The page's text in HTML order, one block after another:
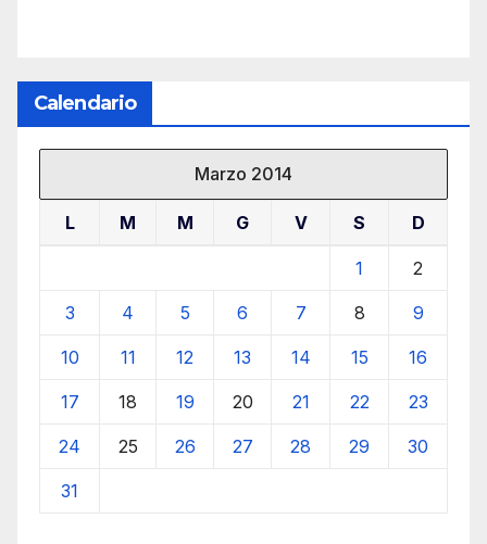
Calendario
Marzo 2014
L M M G V S D
1 2
3 4 5 6 7 8 9
10 11 12 13 14 15 16
17 18 19 20 21 22 23
24 25 26 27 28 29 30
31